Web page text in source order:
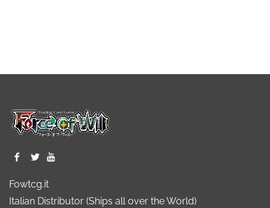
Fowtcg.it
Italian Distributor (Ships all over the World)